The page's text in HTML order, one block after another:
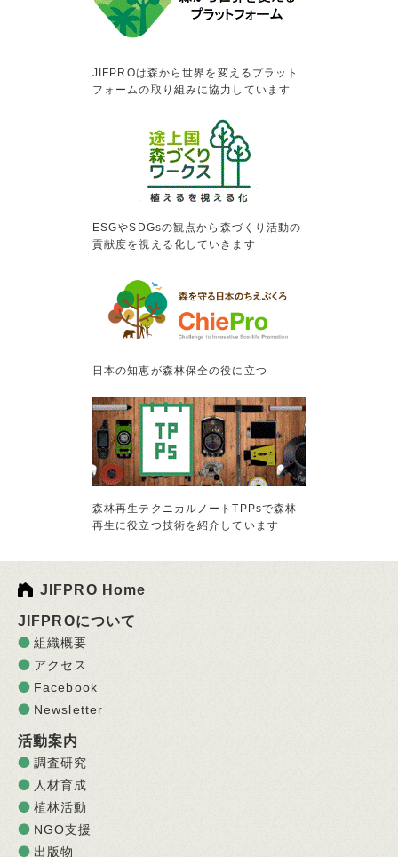
JIFPROは森から世界を変えるプラット
フォームの取り組みに協力しています
ESGやSDGsの観点から森づくり活動の
貢献度を視える化していきます
日本の知恵が森林保全の役に立つ
森林再生テクニカルノートTPPsで森林
再生に役立つ技術を紹介しています
JIFPRO Home
JIFPROについて
組織概要
アクセス
Facebook
Newsletter
活動案内
調査研究
人材育成
植林活動
NGO支援
出版物